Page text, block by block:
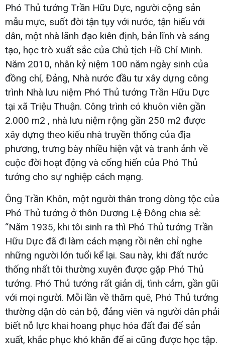
Phó Thủ tướng Trần Hữu Dực, người cộng sản
mẫu mực, suốt đời tận tụy với nước, tận hiếu với
dân, một nhà lãnh đạo kiên định, bản lĩnh và sáng
tạo, học trò xuất sắc của Chủ tịch Hồ Chí Minh.
Năm 2010, nhân kỷ niệm 100 năm ngày sinh của
đồng chí, Đảng, Nhà nước đầu tư xây dựng công
trình Nhà lưu niệm Phó Thủ tướng Trần Hữu Dực
tại xã Triệu Thuận. Công trình có khuôn viên gần
2.000 m2 , nhà lưu niệm rộng gần 250 m2 được
xây dựng theo kiểu nhà truyền thống của địa
phương, trưng bày nhiều hiện vật và tranh ảnh về
cuộc đời hoạt động và cống hiến của Phó Thủ
tướng cho sự nghiệp cách mạng.
Ông Trần Khôn, một người thân trong dòng tộc của
Phó Thủ tướng ở thôn Dương Lệ Đông chia sẻ:
“Năm 1935, khi tôi sinh ra thì Phó Thủ tướng Trần
Hữu Dực đã đi làm cách mạng rồi nên chỉ nghe
những người lớn tuổi kể lại. Sau này, khi đất nước
thống nhất tôi thường xuyên được gặp Phó Thủ
tướng. Phó Thủ tướng rất giản dị, tình cảm, gần gũi
với mọi người. Mỗi lần về thăm quê, Phó Thủ tướng
thường dặn dò cán bộ, đảng viên và người dân phải
biết nỗ lực khai hoang phục hóa đất đai để sản
xuất, khắc phục khó khăn để ai cũng được học tập.